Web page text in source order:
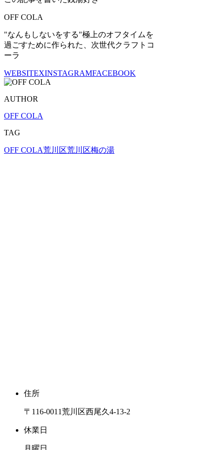
OFF COLA
"なんもしないをする"極上のオフタイムを
過ごすために作られた、次世代クラフトコ
ーラ
WEBSITEXINSTAGRAMFACEBOOK
AUTHOR
OFF COLA
TAG
OFF COLA荒川区荒川区梅の湯
住所
〒116-0011荒川区西尾久4-13-2
休業日
月曜日